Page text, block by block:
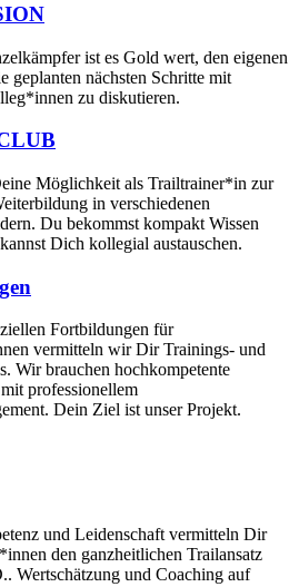
ist es Gold wert, den eigenen
geplanten nächsten Schritte mit
zu diskutieren.
Möglichkeit als Trailtrainer*in zur
in verschiedenen
Du bekommst kompakt Wissen
Dich kollegial austauschen.
Fortbildungen für
vermitteln wir Dir Trainings- und
Wir brauchen hochkompetente
professionellem
Dein Ziel ist unser Projekt.
und Leidenschaft vermitteln Dir
den ganzheitlichen Trailansatz
Wertschätzung und Coaching auf